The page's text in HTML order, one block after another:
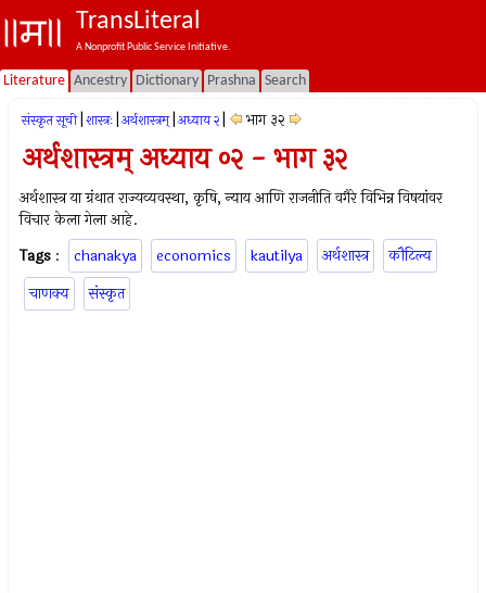
TransLiteral
A Nonprofit Public Service Initiative.
Literature Ancestry Dictionary Prashna Search
संस्कृत सूची शास्त्रः अर्थशास्त्रम् अध्याय २ भाग ३२
अर्थशास्त्रम् अध्याय ०२ - भाग ३२
अर्थशास्त्र या ग्रंथात राज्यव्यवस्था, कृषि, न्याय आणि राजनीति वगैरे विभिन्न विषयांवर
विचार केला गेला आहे.
Tags : chanakya economics kautilya अर्थशास्त्र
कौटिल्य
चाणक्य
संस्कृत